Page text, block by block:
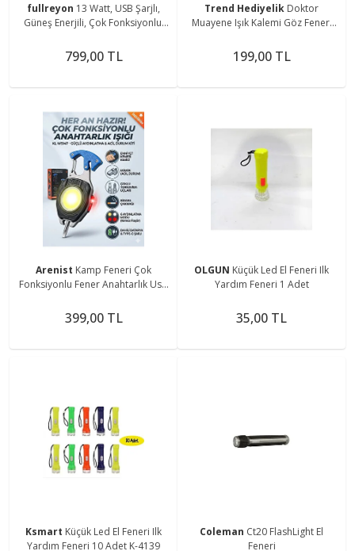
fullreyon 13 Watt, USB Şarjlı,
Güneş Enerjili, Çok Fonksiyonlu,
Kamp Feneri
799,00 TL
Trend Hediyelik Doktor
Muayene Işık Kalemi Göz Feneri
Kalemi Penlight
199,00 TL
Arenist Kamp Feneri Çok
Fonksiyonlu Fener Anahtarlık Usb
Tornavida Açacak
399,00 TL
OLGUN Küçük Led El Feneri Ilk
Yardım Feneri 1 Adet
35,00 TL
Ksmart Küçük Led El Feneri Ilk
Yardım Feneri 10 Adet K-4139
Coleman Ct20 FlashLight El
Feneri